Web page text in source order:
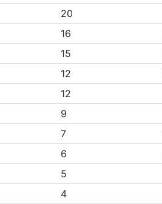
20
16
15
12
12
9
7
6
5
4